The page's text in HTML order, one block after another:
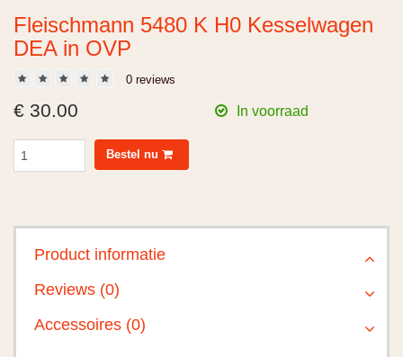
Fleischmann 5480 K H0 Kesselwagen
DEA in OVP
0 reviews
€ 30.00 In voorraad
Bestel nu
Product informatie
Reviews (0)
Accessoires (0)